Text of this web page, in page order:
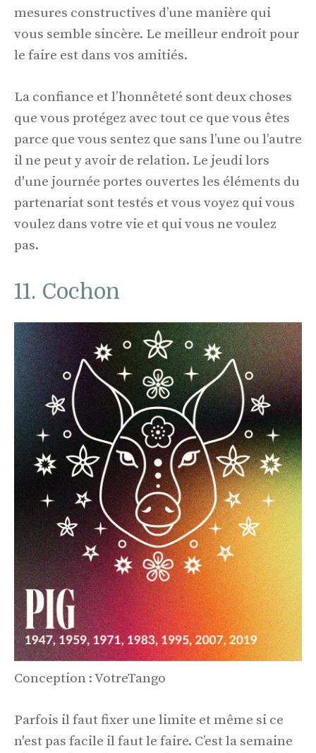
mesures constructives d’une manière qui
vous semble sincère. Le meilleur endroit pour
le faire est dans vos amitiés.
La confiance et l’honnêteté sont deux choses
que vous protégez avec tout ce que vous êtes
parce que vous sentez que sans l’une ou l’autre
il ne peut y avoir de relation. Le jeudi lors
d'une journée portes ouvertes les éléments du
partenariat sont testés et vous voyez qui vous
voulez dans votre vie et qui vous ne voulez
pas.
11. Cochon
Conception : VotreTango
Parfois il faut fixer une limite et même si ce
n'est pas facile il faut le faire. C’est la semaine